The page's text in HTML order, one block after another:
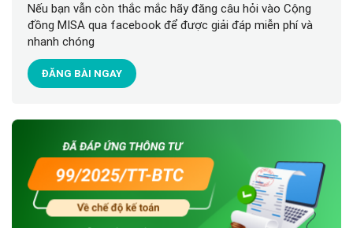
Nếu bạn vẫn còn thắc mắc hãy đăng câu hỏi vào Cộng
đồng MISA qua facebook để được giải đáp miễn phí và
nhanh chóng
ĐĂNG BÀI NGAY